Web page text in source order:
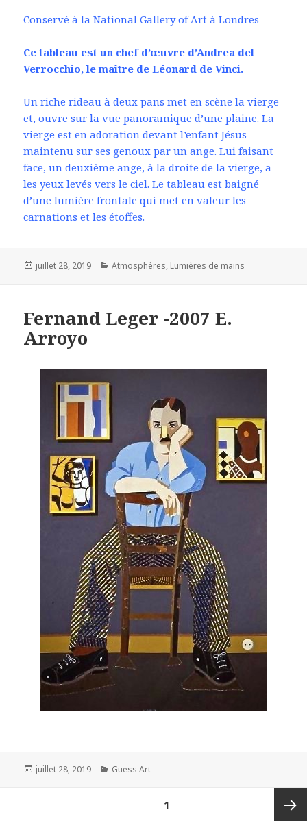
Conservé à la National Gallery of Art à Londres
Ce tableau est un chef d’œuvre d’Andrea del
Verrocchio, le maître de Léonard de Vinci.
Un riche rideau à deux pans met en scène la vierge
et, ouvre sur la vue panoramique d’une plaine. La
vierge est en adoration devant l’enfant Jésus
maintenu sur ses genoux par un ange. Lui faisant
face, un deuxième ange, à la droite de la vierge, a
les yeux levés vers le ciel. Le tableau est baigné
d’une lumière frontale qui met en valeur les
carnations et les étoffes.
Posted
juillet 28, 2019 Categories
Atmosphères, Lumières de mains
Fernand Leger -2007 E.
Arroyo
Posted
juillet 28, 2019 Categories
Guess Art
1